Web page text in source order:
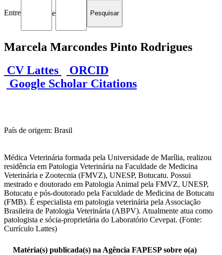
Entre e
Marcela Marcondes Pinto Rodrigues
CV Lattes
ORCID
Google Scholar Citations
País de origem: Brasil
Médica Veterinária formada pela Universidade de Marília, realizou
residência em Patologia Veterinária na Faculdade de Medicina
Veterinária e Zootecnia (FMVZ), UNESP, Botucatu. Possui
mestrado e doutorado em Patologia Animal pela FMVZ, UNESP,
Botucatu e pós-doutorado pela Faculdade de Medicina de Botucatu
(FMB). É especialista em patologia veterinária pela Associação
Brasileira de Patologia Veterinária (ABPV). Atualmente atua como
patologista e sócia-proprietária do Laboratório Cevepat. (Fonte:
Currículo Lattes)
Matéria(s) publicada(s) na Agência FAPESP sobre o(a)